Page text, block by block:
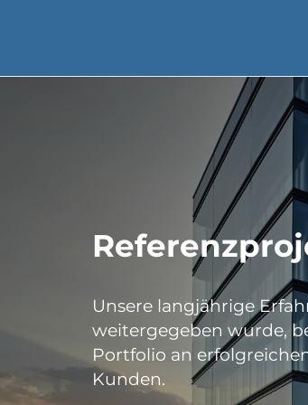
Unsere langjährige
weitergegeben wurde,
Portfolio an
Kunden.